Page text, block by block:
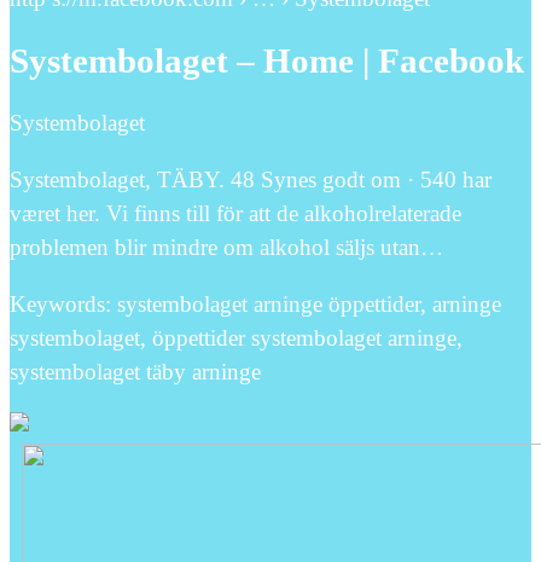
Systembolaget – Home | Facebook
Systembolaget
Systembolaget, TÄBY. 48 Synes godt om · 540 har
været her. Vi finns till för att de alkoholrelaterade
problemen blir mindre om alkohol säljs utan…
Keywords: systembolaget arninge öppettider, arninge
systembolaget, öppettider systembolaget arninge,
systembolaget täby arninge